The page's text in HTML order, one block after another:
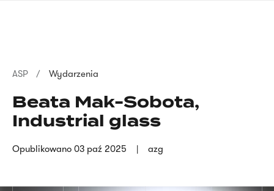
Ścieżka
nawigacyjna
ASP Wydarzenia
Beata Mak-Sobota,
Industrial glass
Opublikowano 03 paź 2025 azg